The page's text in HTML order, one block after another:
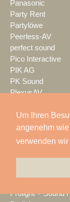
Um Ihren
angenehm
verwenden
Panasonic
Party Rent
Partylöwe
Peerless-AV
perfect sound
Pico Interactive
PIK AG
PK Sound
PlexusAV
POOLgroup
Pro Audio-Technik
ProAudio
Prolight + Sound